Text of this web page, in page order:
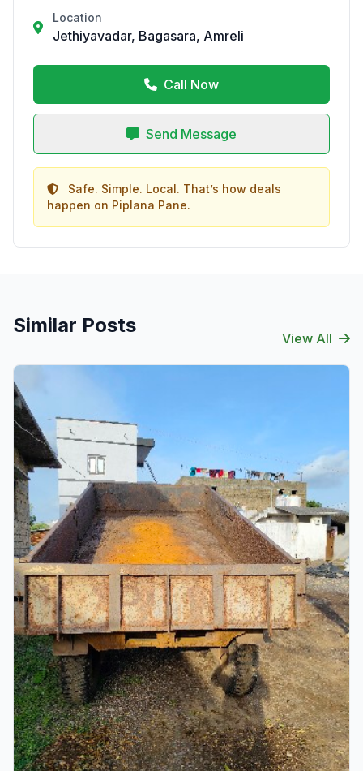
Location
Jethiyavadar, Bagasara, Amreli
Call Now
Send Message
Safe. Simple. Local. That’s how deals
happen on Piplana Pane.
Similar Posts
View All